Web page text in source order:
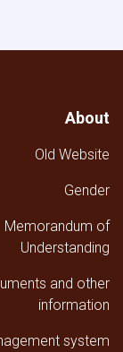
في
About
Old Website
Gender
Memorandum of
Understanding
and other
information
system